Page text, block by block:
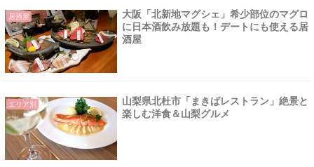
居酒屋
大阪「北新地マグシェ」希少部位のマグロ
に日本酒飲み放題も！デートにも使える居
酒屋
エリア別
山梨県北杜市「まきばレストラン」絶景と
楽しむ洋食＆山梨グルメ